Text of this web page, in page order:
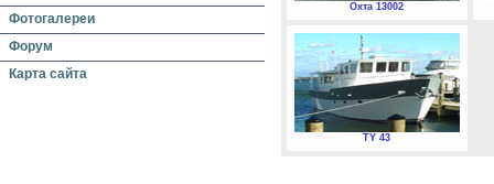
Фотогалереи
Форум
Карта сайта
Охта 13002
TY 43